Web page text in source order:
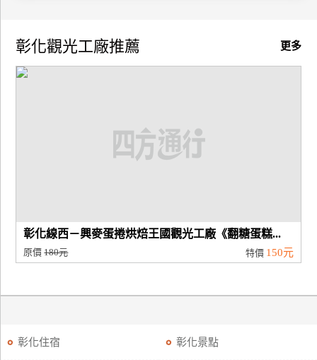
飯
旅
計
更多
彰化觀光工廠推薦
彰化線西－興麥蛋捲烘焙王國觀光工廠《翻糖蛋糕...
原價180元 特價 150元
彰化住宿 彰化景點